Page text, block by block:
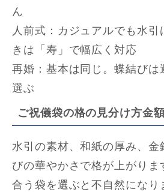
ん
人前式：カジュアルでも水
きは「寿」で幅広く対応
再婚：基本は同じ。蝶結びは
選ぶ
ご祝儀袋の格の見分け方金
水引の素材、和紙の厚み、金
びの華やかさで格が上がりま
合う袋を選ぶと不自然になり